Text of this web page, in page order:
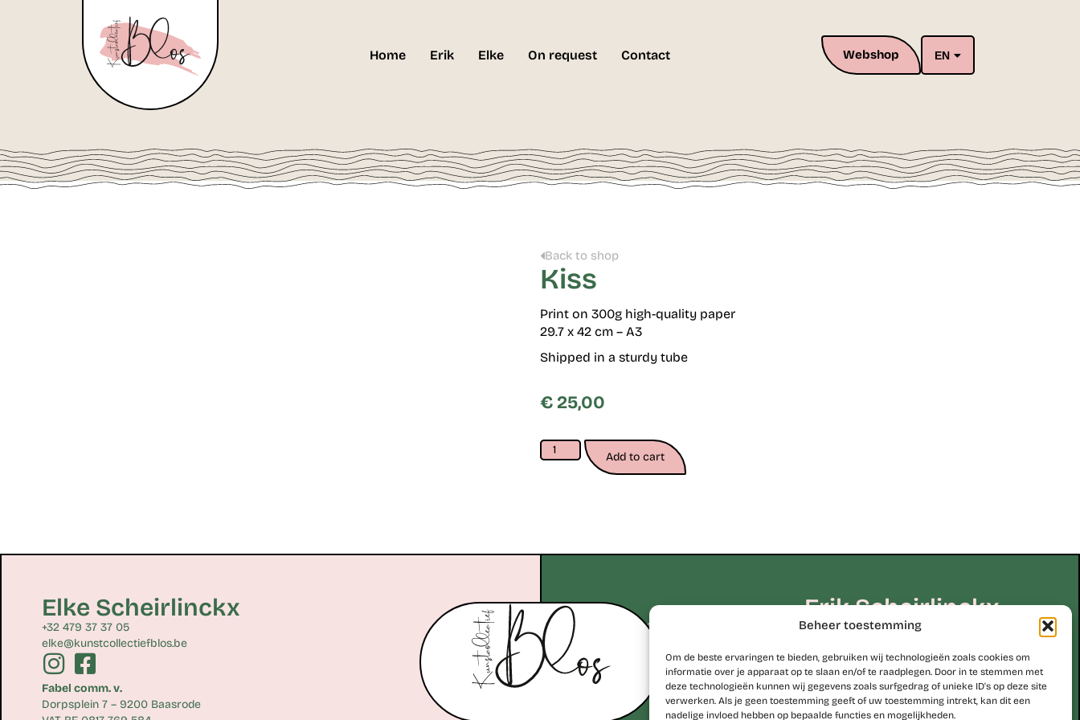
Beheer toestemming
Om de beste ervaringen te bieden, gebruiken wij technologieën zoals cookies om
informatie over je apparaat op te slaan en/of te raadplegen. Door in te stemmen met
deze technologieën kunnen wij gegevens zoals surfgedrag of unieke ID's op deze site
verwerken. Als je geen toestemming geeft of uw toestemming intrekt, kan dit een
nadelige invloed hebben op bepaalde functies en mogelijkheden.
Home Erik Elke On request Contact Webshop EN
Back to shop
Kiss
Print on 300g high-quality paper
29.7 x 42 cm – A3
Shipped in a sturdy tube
€ 25,00
Add to cart
Elke Scheirlinckx
+32 479 37 37 05
elke@kunstcollectiefblos.be
Fabel comm. v.
Dorpsplein 7 – 9200 Baasrode
Erik Scheirlinckx
+32 477 77 28 06
Studio Erik Scheirlinckx
Hoekskenstraat 8 – 9310 Moorsel